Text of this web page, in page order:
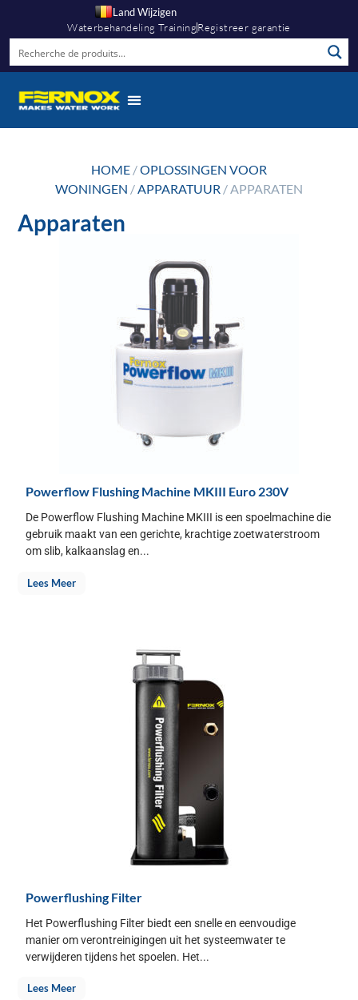
Land Wijzigen
Waterbehandeling TrainingRegistreer garantie
HOME /OPLOSSINGEN VOOR
WONINGEN /APPARATUUR / APPARATEN
Apparaten
Powerflow Flushing Machine MKIII Euro 230V
De Powerflow Flushing Machine MKIII is een spoelmachine die
gebruik maakt van een gerichte, krachtige zoetwaterstroom
om slib, kalkaanslag en...
Lees Meer
Powerflushing Filter
Het Powerflushing Filter biedt een snelle en eenvoudige
manier om verontreinigingen uit het systeemwater te
verwijderen tijdens het spoelen. Het...
Lees Meer